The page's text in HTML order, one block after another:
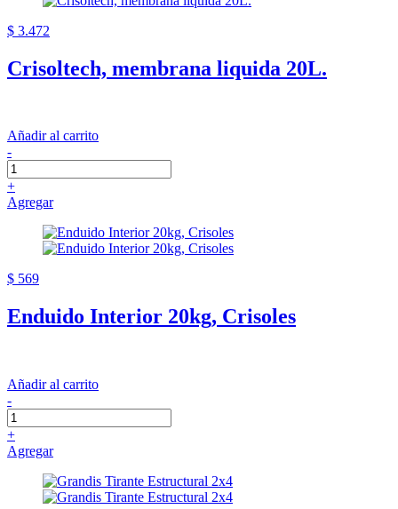
$ 3.472
Crisoltech, membrana liquida 20L.
Añadir al carrito
-
+
Agregar
$ 569
Enduido Interior 20kg, Crisoles
Añadir al carrito
-
+
Agregar